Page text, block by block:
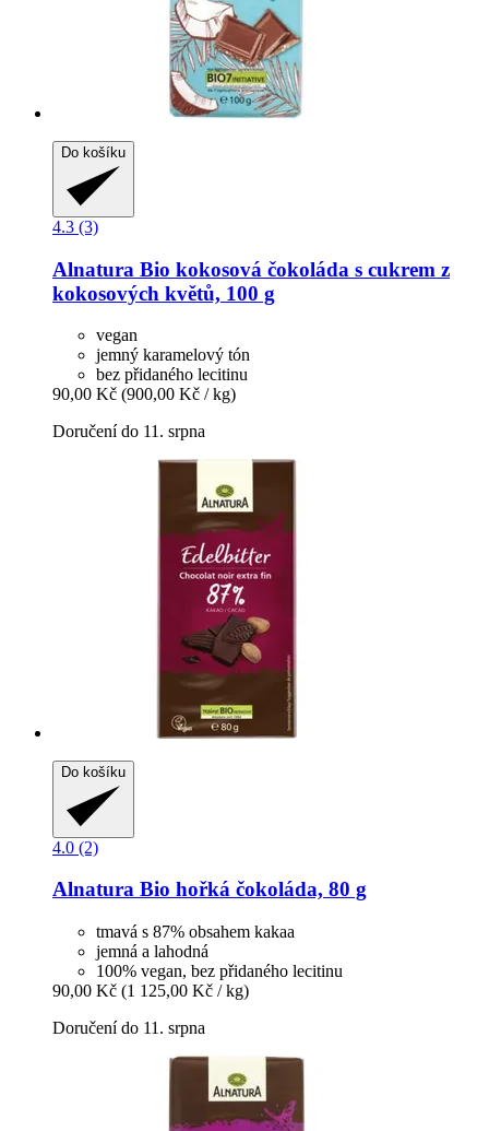
Do košíku
4.3 (3)
Alnatura Bio kokosová čokoláda s cukrem z
kokosových květů, 100 g
vegan
jemný karamelový tón
bez přidaného lecitinu
90,00 Kč (900,00 Kč / kg)
Doručení do 11. srpna
Do košíku
4.0 (2)
Alnatura Bio hořká čokoláda, 80 g
tmavá s 87% obsahem kakaa
jemná a lahodná
100% vegan, bez přidaného lecitinu
90,00 Kč (1 125,00 Kč / kg)
Doručení do 11. srpna